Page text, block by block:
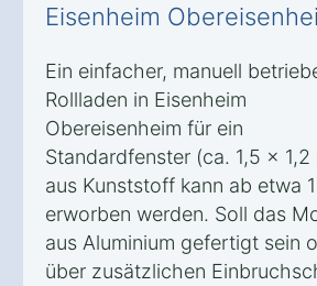
Eisenheim
Ein einfacher, manuell
Rollladen in Eisenheim
Obereisenheim für ein
Standardfenster (ca. 1,5 x 1,2
aus Kunststoff kann ab etwa
erworben werden. Soll das
aus Aluminium gefertigt sein
über zusätzlichen